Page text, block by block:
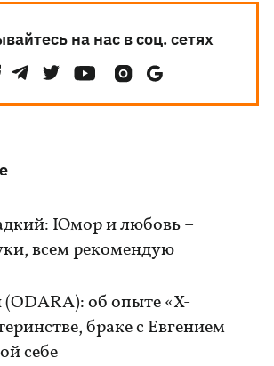
на нас в соц. сетях
Юмор и любовь –
всем рекомендую
об опыте «Х-
браке с Евгением
себе